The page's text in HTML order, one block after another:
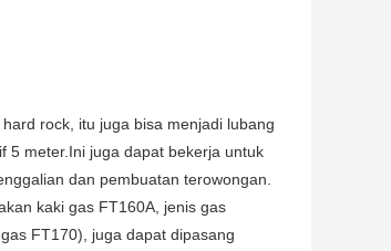
rock, itu juga bisa menjadi lubang
5 meter.Ini juga dapat bekerja untuk
dan pembuatan terowongan.
kaki gas FT160A, jenis gas
FT170), juga dapat dipasang